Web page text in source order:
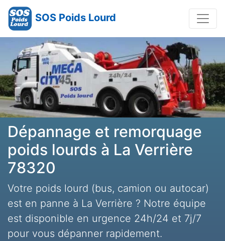
SOS Poids Lourd
Dépannage et remorquage
poids lourds à La Verrière
78320
Votre poids lourd (bus, camion ou autocar)
est en panne à La Verrière ? Notre équipe
est disponible en urgence 24h/24 et 7j/7
pour vous dépanner rapidement.